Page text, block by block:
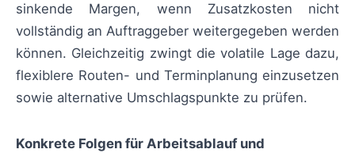
sinkende Margen, wenn Zusatzkosten nicht
vollständig an Auftraggeber weitergegeben werden
können. Gleichzeitig zwingt die volatile Lage dazu,
flexiblere Routen- und Terminplanung einzusetzen
sowie alternative Umschlagspunkte zu prüfen.
Konkrete Folgen für Arbeitsablauf und